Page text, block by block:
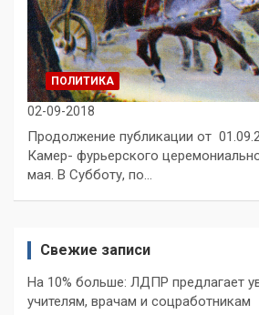
ПОЛИТИКА
02-09-2018
Продолжение публикации от
Камер- фурьерского
мая. В Субботу, по…
Свежие записи
На 10% больше: ЛДПР предлагает
учителям, врачам и соцработникам